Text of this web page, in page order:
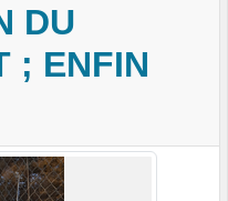
DU
; ENFIN